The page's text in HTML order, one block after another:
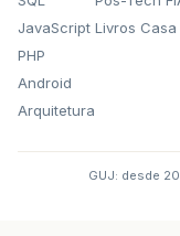
JavaScript
PHP
Android
Arquitetura
Livros
GUJ: desde